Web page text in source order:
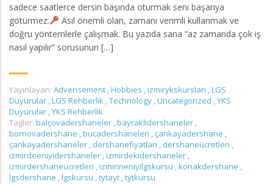
sadece saatlerce dersin başında oturmak seni başarıya
götürmez.
Asıl önemli olan, zamanı verimli kullanmak ve
doğru yöntemlerle çalışmak. Bu yazıda sana “az zamanda çok iş
nasıl yapılır” sorusunun […]
Yayınlayan: Adverisement ,Hobbies ,izmirykskursları ,LGS
Duyurular ,LGS Rehberlik ,Technology ,Uncategorized ,YKS
Duyurular ,YKS Rehberlik
Tagler: balçovadershaneler ,bayraklıdershaneler ,
bornovadershane ,bucadershaneleri , çankayadershane ,
çankayadershaneler , dershanefiyatları , dershaneücretleri ,
izmirdeeniyidershaneler ,izmirdekidershaneler ,
izmirdershaneücretleri ,izmirineniyilgskursu ,konakdershane ,
lgsdershane ,lgskursu ,tytayt ,tytkursu